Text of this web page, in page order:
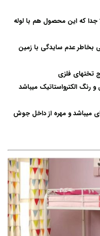
که این محصول هم با لوله
بخاطر عدم سایدگی با زمین
تختهای فلزی
الکترواستاتیک میباشد
میباشد و مهره از داخل جوش